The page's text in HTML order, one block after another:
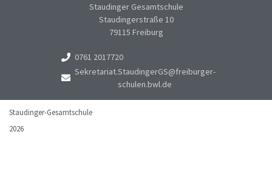
Staudinger Gesamtschule
Staudingerstraße 10
79115 Freiburg
0761 2017720
Sekretariat.StaudingerGS@freiburger-
schulen.bwl.de
Staudinger-Gesamtschule
2026